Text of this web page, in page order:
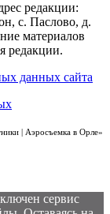
редакции:
с. Паслово, д.
материалов
редакции.
данных сайта
| Аэросъемка в Орле»
сервис